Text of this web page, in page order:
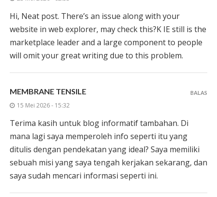
Hi, Neat post. There’s an issue along with your
website in web explorer, may check this?K IE still is the
marketplace leader and a large component to people
will omit your great writing due to this problem.
MEMBRANE TENSILE
15 Mei 2026 - 15:32
Terima kasih untuk blog informatif tambahan. Di
mana lagi saya memperoleh info seperti itu yang
ditulis dengan pendekatan yang ideal? Saya memiliki
sebuah misi yang saya tengah kerjakan sekarang, dan
saya sudah mencari informasi seperti ini.
BALAS